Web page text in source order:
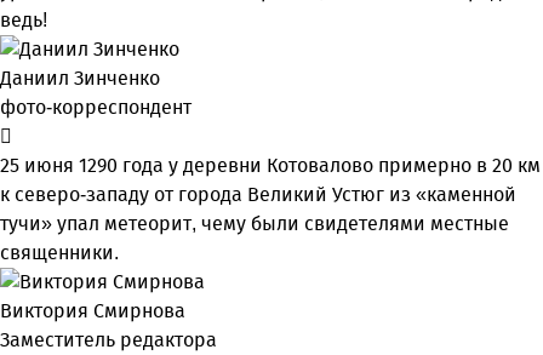
ведь!
Даниил Зинченко
фото-корреспондент
25 июня 1290 года у деревни Котовалово примерно в 20 км
к северо-западу от города Великий Устюг из «каменной
тучи» упал метеорит, чему были свидетелями местные
священники.
Виктория Смирнова
Заместитель редактора